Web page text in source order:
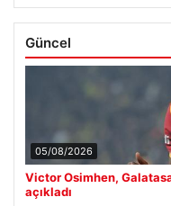
Güncel
05/08/2026
Victor Osimhen,
açıkladı